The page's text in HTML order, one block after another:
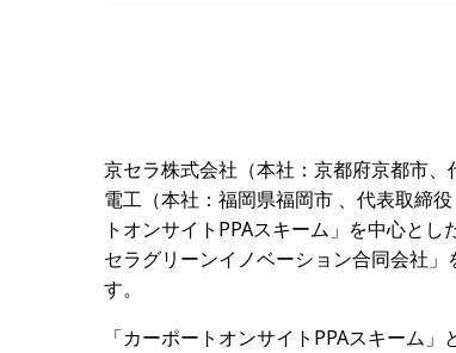
京セラ株式会社（本社：京都府京都市
電工（本社：福岡県福岡市 、代表取締
トオンサイトPPAスキーム」を中心と
セラグリーンイノベーション合同会社
す。
「カーポートオンサイトPPAスキーム